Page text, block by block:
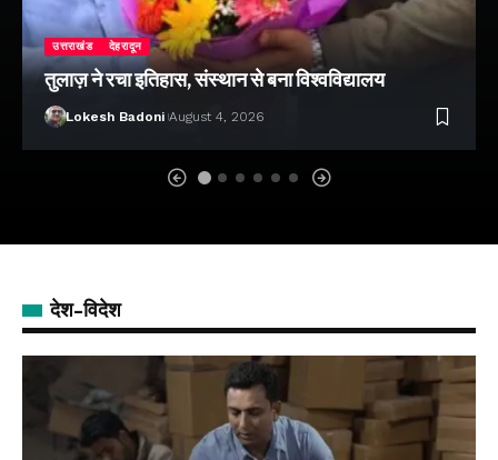
उत्तराखंड देहरादून
तुलाज़ ने रचा इतिहास, संस्थान से बना विश्वविद्यालय
Lokesh Badoni August 4, 2026
देश-विदेश